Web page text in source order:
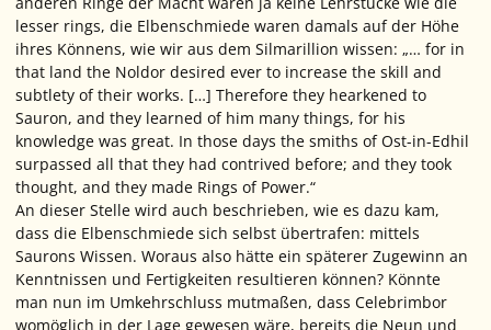
lesser rings, die Elbenschmiede waren damals auf der Höhe
ihres Könnens, wie wir aus dem Silmarillion wissen: „… for in
that land the Noldor desired ever to increase the skill and
subtlety of their works. […] Therefore they hearkened to
Sauron, and they learned of him many things, for his
knowledge was great. In those days the smiths of Ost-in-Edhil
surpassed all that they had contrived before; and they took
thought, and they made Rings of Power.“
An dieser Stelle wird auch beschrieben, wie es dazu kam,
dass die Elbenschmiede sich selbst übertrafen: mittels
Saurons Wissen. Woraus also hätte ein späterer Zugewinn an
Kenntnissen und Fertigkeiten resultieren können? Könnte
man nun im Umkehrschluss mutmaßen, dass Celebrimbor
womöglich in der Lage gewesen wäre, bereits die Neun und